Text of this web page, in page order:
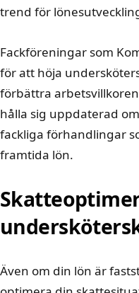
trend för
Fackföreningar som
för att höja
förbättra
hålla sig uppdaterad
fackliga förhandlingar
framtida lön.
Även om din lön är